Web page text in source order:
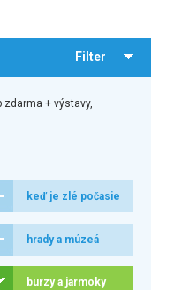
Filter
zdarma + výstavy,
keď je zlé počasie
hrady a múzeá
burzy a jarmoky